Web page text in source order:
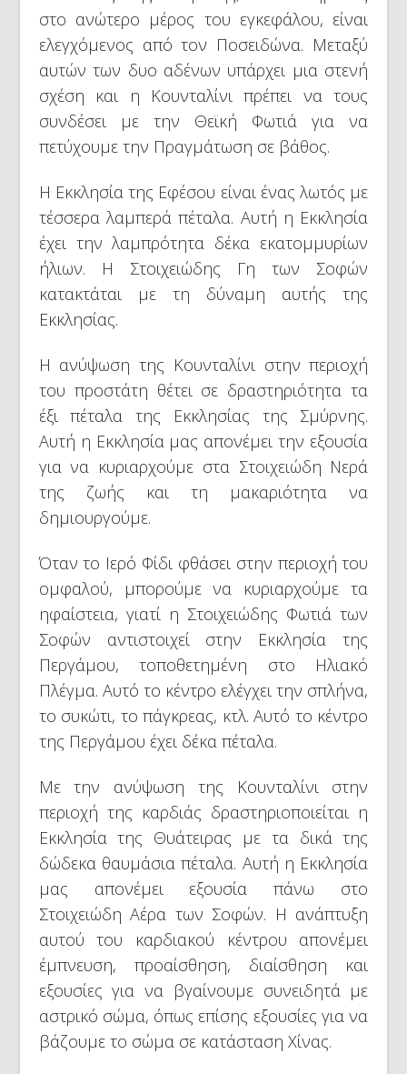
στο ανώτερο μέρος του εγκεφάλου, είναι
ελεγχόμενος από τον Ποσειδώνα. Μεταξύ
αυτών των δυο αδένων υπάρχει μια στενή
σχέση και η Κουνταλίνι πρέπει να τους
συνδέσει με την Θεϊκή Φωτιά για να
πετύχουμε την Πραγμάτωση σε βάθος.
Η Εκκλησία της Εφέσου είναι ένας λωτός με
τέσσερα λαμπερά πέταλα. Αυτή η Εκκλησία
έχει την λαμπρότητα δέκα εκατομμυρίων
ήλιων. Η Στοιχειώδης Γη των Σοφών
κατακτάται με τη δύναμη αυτής της
Εκκλησίας.
Η ανύψωση της Κουνταλίνι στην περιοχή
του προστάτη θέτει σε δραστηριότητα τα
έξι πέταλα της Εκκλησίας της Σμύρνης.
Αυτή η Εκκλησία μας απονέμει την εξουσία
για να κυριαρχούμε στα Στοιχειώδη Νερά
της ζωής και τη μακαριότητα να
δημιουργούμε.
Όταν το Ιερό Φίδι φθάσει στην περιοχή του
ομφαλού, μπορούμε να κυριαρχούμε τα
ηφαίστεια, γιατί η Στοιχειώδης Φωτιά των
Σοφών αντιστοιχεί στην Εκκλησία της
Περγάμου, τοποθετημένη στο Ηλιακό
Πλέγμα. Αυτό το κέντρο ελέγχει την σπλήνα,
το συκώτι, το πάγκρεας, κτλ. Αυτό το κέντρο
της Περγάμου έχει δέκα πέταλα.
Με την ανύψωση της Κουνταλίνι στην
περιοχή της καρδιάς δραστηριοποιείται η
Εκκλησία της Θυάτειρας με τα δικά της
δώδεκα θαυμάσια πέταλα. Αυτή η Εκκλησία
μας απονέμει εξουσία πάνω στο
Στοιχειώδη Αέρα των Σοφών. Η ανάπτυξη
αυτού του καρδιακού κέντρου απονέμει
έμπνευση, προαίσθηση, διαίσθηση και
εξουσίες για να βγαίνουμε συνειδητά με
αστρικό σώμα, όπως επίσης εξουσίες για να
βάζουμε το σώμα σε κατάσταση Χίνας.